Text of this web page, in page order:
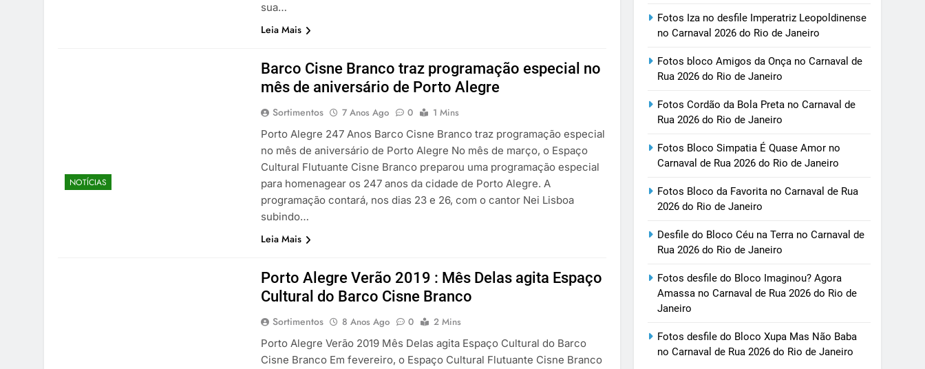
sua…
Leia Mais
NOTÍCIAS
Barco Cisne Branco traz programação especial no
mês de aniversário de Porto Alegre
Sortimentos 7 Anos Ago 0
1 Mins
Porto Alegre 247 Anos Barco Cisne Branco traz programação especial
no mês de aniversário de Porto Alegre No mês de março, o Espaço
Cultural Flutuante Cisne Branco preparou uma programação especial
para homenagear os 247 anos da cidade de Porto Alegre. A
programação contará, nos dias 23 e 26, com o cantor Nei Lisboa
subindo…
Leia Mais
Porto Alegre Verão 2019 : Mês Delas agita Espaço
Cultural do Barco Cisne Branco
Sortimentos 8 Anos Ago 0
2 Mins
Porto Alegre Verão 2019 Mês Delas agita Espaço Cultural do Barco
Cisne Branco Em fevereiro, o Espaço Cultural Flutuante Cisne Branco
Fotos Iza no desfile Imperatriz Leopoldinense
no Carnaval 2026 do Rio de Janeiro
Fotos bloco Amigos da Onça no Carnaval de
Rua 2026 do Rio de Janeiro
Fotos Cordão da Bola Preta no Carnaval de
Rua 2026 do Rio de Janeiro
Fotos Bloco Simpatia É Quase Amor no
Carnaval de Rua 2026 do Rio de Janeiro
Fotos Bloco da Favorita no Carnaval de Rua
2026 do Rio de Janeiro
Desfile do Bloco Céu na Terra no Carnaval de
Rua 2026 do Rio de Janeiro
Fotos desfile do Bloco Imaginou? Agora
Amassa no Carnaval de Rua 2026 do Rio de
Janeiro
Fotos desfile do Bloco Xupa Mas Não Baba
no Carnaval de Rua 2026 do Rio de Janeiro